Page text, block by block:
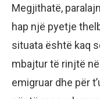
Megjithatë,
hap një pyetje
situata është kaq
mbajtur të rinjtë
emigruar dhe për